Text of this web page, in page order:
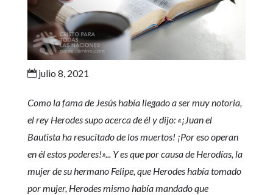
julio 8, 2021
Como la fama de Jesús había llegado a ser muy notoria,
el rey Herodes supo acerca de él y dijo: «¡Juan el
Bautista ha resucitado de los muertos! ¡Por eso operan
en él estos poderes!»... Y es que por causa de Herodías, la
mujer de su hermano Felipe, que Herodes había tomado
por mujer, Herodes mismo había mandado que